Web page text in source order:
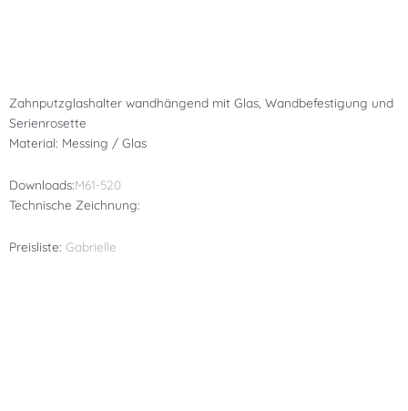
Zahnputzglashalter wandhängend mit Glas, Wandbefestigung und
Serienrosette
Material: Messing / Glas
Downloads:M61-520
Technische Zeichnung:
Preisliste: Gabrielle